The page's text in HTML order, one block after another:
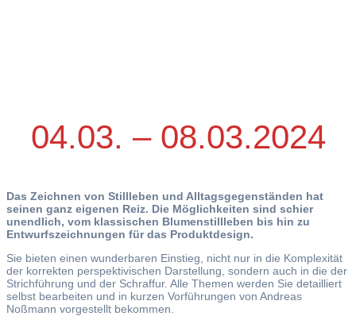
04.03. – 08.03.2024
Das Zeichnen von Stillleben und Alltagsgegenständen hat
seinen ganz eigenen Reiz. Die Möglichkeiten sind schier
unendlich, vom klassischen Blumenstillleben bis hin zu
Entwurfszeichnungen für das Produktdesign.
Sie bieten einen wunderbaren Einstieg, nicht nur in die Komplexität
der korrekten perspektivischen Darstellung, sondern auch in die der
Strichführung und der Schraffur. Alle Themen werden Sie detailliert
selbst bearbeiten und in kurzen Vorführungen von Andreas
Noßmann vorgestellt bekommen.